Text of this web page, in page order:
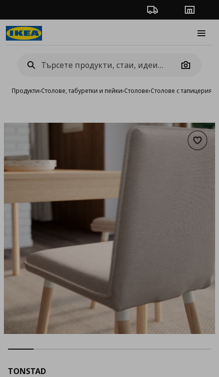
Проследяване на
Camera
Продукти›Столове, табуретки и пейки›Столове›Столове с тапицерия
TONSTAD